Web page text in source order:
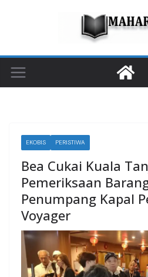
EKOBIS PERISTIWA
Bea Cukai Kuala
Pemeriksaan
Penumpang Kapal
Voyager